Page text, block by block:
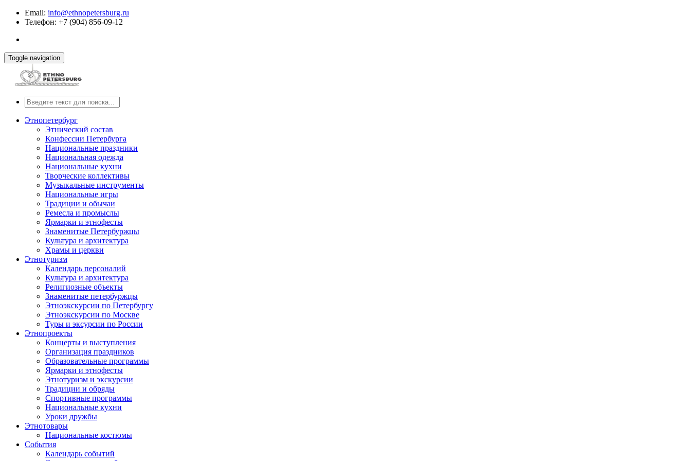
Email: info@ethnopetersburg.ru
Телефон: +7 (904) 856-09-12
Toggle navigation
Этнопетербург
Этнический состав
Конфессии Петербурга
Национальные праздники
Национальная одежда
Национальные кухни
Творческие коллективы
Музыкальные инструменты
Национальные игры
Традиции и обычаи
Ремесла и промыслы
Ярмарки и этнофесты
Знаменитые Петербуржцы
Культура и архитектура
Храмы и церкви
Этнотуризм
Календарь персоналий
Культура и архитектура
Религиозные объекты
Знаменитые петербуржцы
Этноэкскурсии по Петербургу
Этноэкскурсии по Москве
Туры и эксурсии по России
Этнопроекты
Концерты и выступления
Организация праздников
Образовательные программы
Ярмарки и этнофесты
Этнотуризм и экскурсии
Традиции и обряды
Спортивные программы
Национальные кухни
Уроки дружбы
Этнотовары
Национальные костюмы
События
Календарь событий